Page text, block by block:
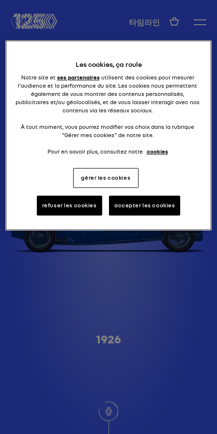
타임라인 KO
A형
기록의 40 CV
1926
Les cookies, ça roule
Notre site et ses partenairesutilisent des cookies pour mesurer
l'audience et la performance du site. Les cookies nous permettent
également de vous montrer des contenus personnalisés,
publicitaires et/ou géolocalisés, et de vous laisser interagir avec nos
contenus via les réseaux sociaux.
À tout moment, vous pourrez modifier vos choix dans la rubrique
"Gérer mes cookies" de notre site.
Pour en savoir plus, consultez notre cookies
gérer les cookies
refuser les cookies accepter les cookies